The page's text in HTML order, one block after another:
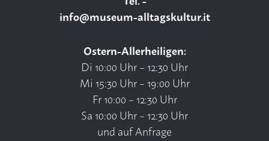
info@museum-alltagskultur.it
Ostern-Allerheiligen:
Di 10:00 Uhr – 12:30 Uhr
Mi 15:30 Uhr – 19:00 Uhr
Fr 10:00 – 12:30 Uhr
Sa 10:00 Uhr – 12:30 Uhr
und auf Anfrage